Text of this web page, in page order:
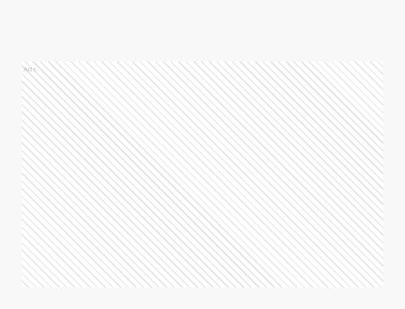
Ads